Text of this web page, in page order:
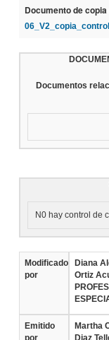
Documento de
Documentos
N0 hay control de
Modificado
por
Diana
Ortiz
Emitido
por
Martha
Diaz